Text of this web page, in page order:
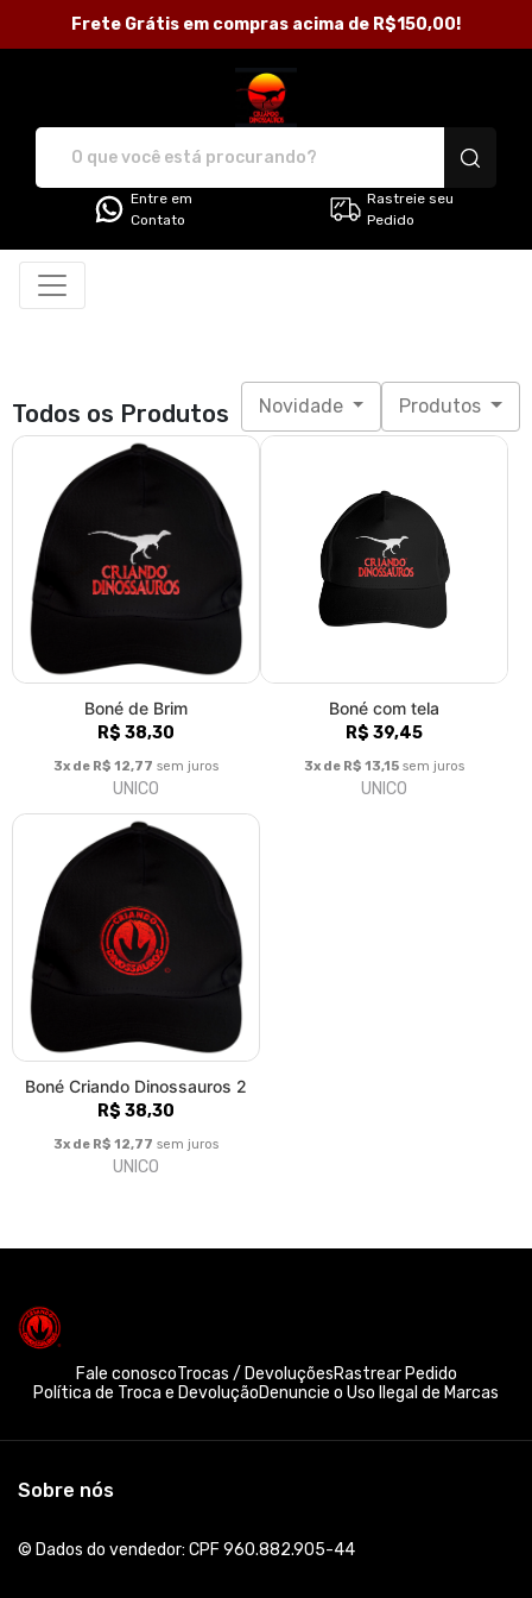
Frete Grátis em compras acima de R$150,00!
Entre em
Contato
Rastreie seu
Pedido
Todos os Produtos Novidade Produtos
Boné de Brim
R$ 38,30
3x de R$ 12,77 sem juros
UNICO
Boné com tela
R$ 39,45
3x de R$ 13,15 sem juros
UNICO
Boné Criando Dinossauros 2
R$ 38,30
3x de R$ 12,77 sem juros
UNICO
Fale conoscoTrocas / DevoluçõesRastrear Pedido
Política de Troca e DevoluçãoDenuncie o Uso Ilegal de Marcas
Sobre nós
© Dados do vendedor: CPF 960.882.905-44